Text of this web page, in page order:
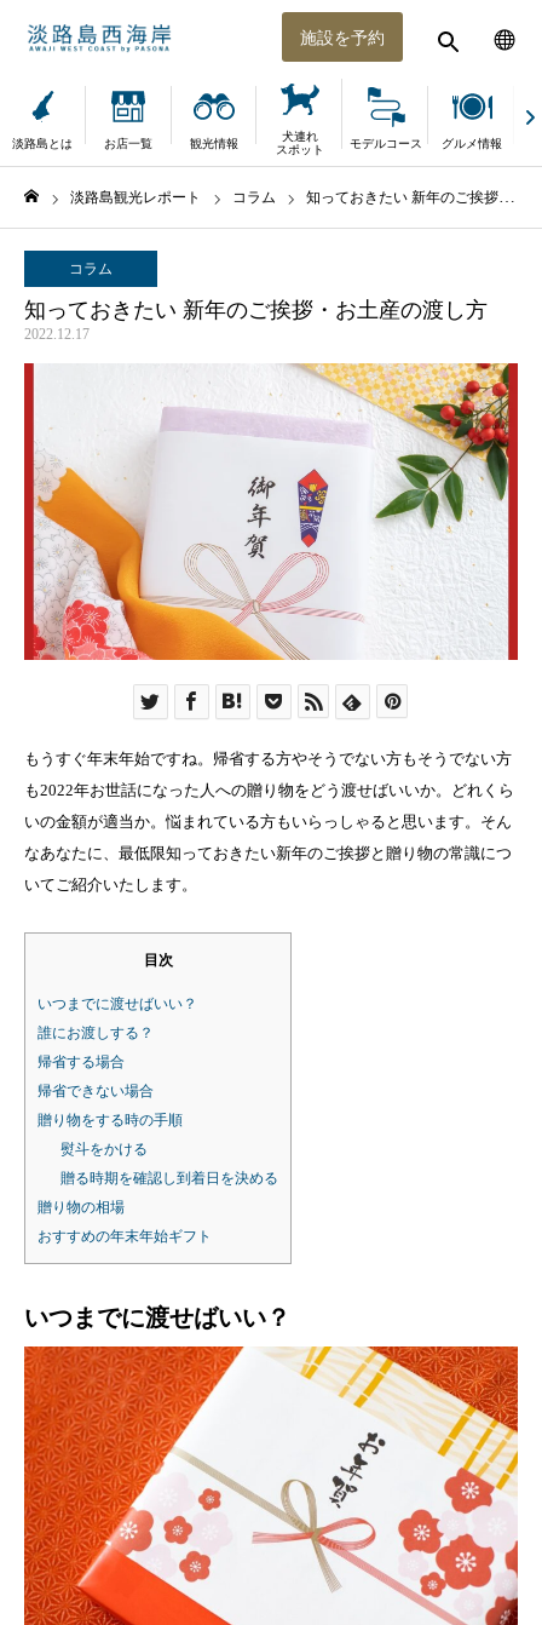
施設を予約
淡路島とは お店一覧 観光情報
犬連れ
スポット
モデルコース グルメ情報
淡路島観光レポート コラム 知っておきたい 新年のご挨拶・お土産の渡し方
コラム
知っておきたい 新年のご挨拶・お土産の渡し方
2022.12.17
もうすぐ年末年始ですね。帰省する方やそうでない方もそうでない方
も2022年お世話になった人への贈り物をどう渡せばいいか。どれくら
いの金額が適当か。悩まれている方もいらっしゃると思います。そん
なあなたに、最低限知っておきたい新年のご挨拶と贈り物の常識につ
いてご紹介いたします。
目次
いつまでに渡せばいい？
誰にお渡しする？
帰省する場合
帰省できない場合
贈り物をする時の手順
熨斗をかける
贈る時期を確認し到着日を決める
贈り物の相場
おすすめの年末年始ギフト
いつまでに渡せばいい？